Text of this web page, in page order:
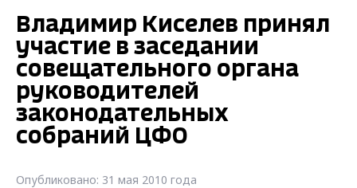
Владимир Киселев принял
участие в заседании
совещательного органа
руководителей
законодательных
собраний ЦФО
Опубликовано: 31 мая 2010 года